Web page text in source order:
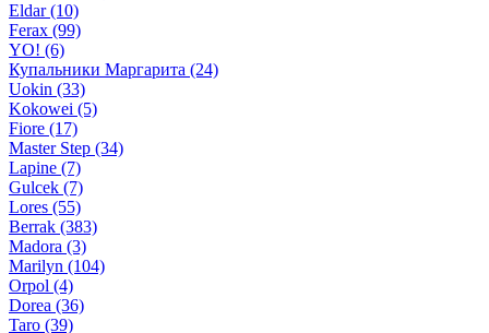
Eldar (10)
Ferax (99)
YO! (6)
Купальники Маргарита (24)
Uokin (33)
Kokowei (5)
Fiore (17)
Master Step (34)
Lapine (7)
Gulcek (7)
Lores (55)
Berrak (383)
Madora (3)
Marilyn (104)
Orpol (4)
Dorea (36)
Taro (39)